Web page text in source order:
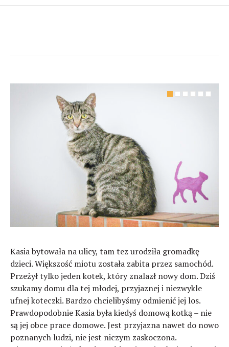
Kasia bytowała na ulicy, tam tez urodziła gromadkę
dzieci. Większość miotu została zabita przez samochód.
Przeżył tylko jeden kotek, który znalazł nowy dom. Dziś
szukamy domu dla tej młodej, przyjaznej i niezwykle
ufnej koteczki. Bardzo chcielibyśmy odmienić jej los.
Prawdopodobnie Kasia była kiedyś domową kotką – nie
są jej obce prace domowe. Jest przyjazna nawet do nowo
poznanych ludzi, nie jest niczym zaskoczona.